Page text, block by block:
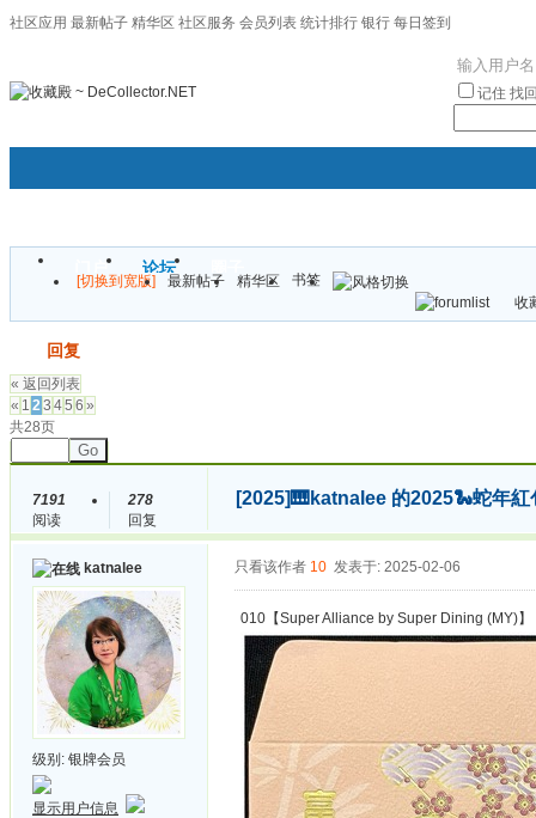
社区应用 最新帖子 精华区 社区服务 会员列表 统计排行 银行 每日签到
记住 找
门户 论坛
[切换到宽版] 最新帖子 精华区
书签
收
回复
« 返回列表
« 1 23 45 6 »
共28页
Go
7191
阅读
278
回复
[2025]🎹katnalee 的2025🐍蛇年
katnalee
级别: 银牌会员
显示用户信息
只看该作者 10 发表于: 2025-02-06
010【Super Alliance by Super Dining (MY)】